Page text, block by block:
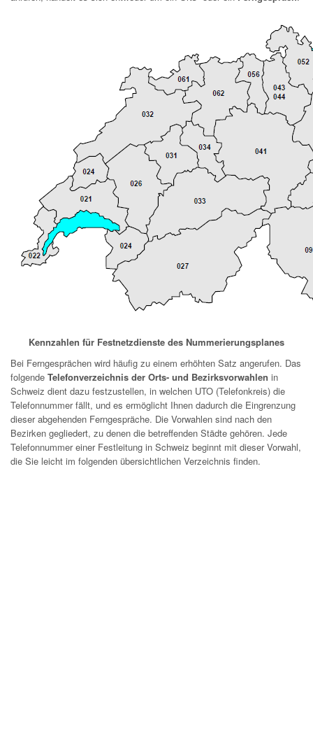
Kennzahlen für Festnetzdienste des Nummerierungsplanes
Bei Ferngesprächen wird häufig zu einem erhöhten Satz angerufen. Das
folgende Telefonverzeichnis der Orts- und Bezirksvorwahlen in
Schweiz dient dazu festzustellen, in welchen UTO (Telefonkreis) die
Telefonnummer fällt, und es ermöglicht Ihnen dadurch die Eingrenzung
dieser abgehenden Ferngespräche. Die Vorwahlen sind nach den
Bezirken gegliedert, zu denen die betreffenden Städte gehören. Jede
Telefonnummer einer Festleitung in Schweiz beginnt mit dieser Vorwahl,
die Sie leicht im folgenden übersichtlichen Verzeichnis finden.